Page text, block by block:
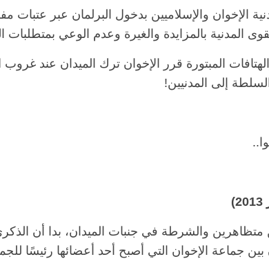
الإخوان والإسلاميين بدخول البرلمان عبر
المدنية بالمزايدة والغيرة وعدم الوعي
المبتورة قرر الإخوان ترك الميدان عند
إلى المدنيين!
متظاهرين والشرطة في جنبات الميدان، بدا أن
بين جماعة الإخوان التي أصبح أحد أعضائها رئيسًا